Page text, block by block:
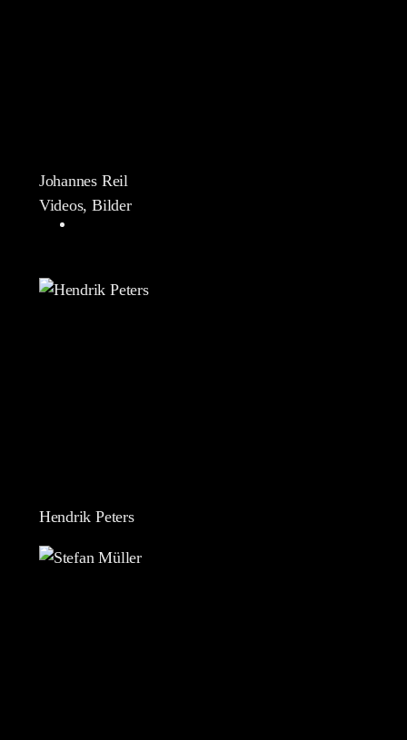
Johannes Reil
Videos, Bilder
Hendrik Peters